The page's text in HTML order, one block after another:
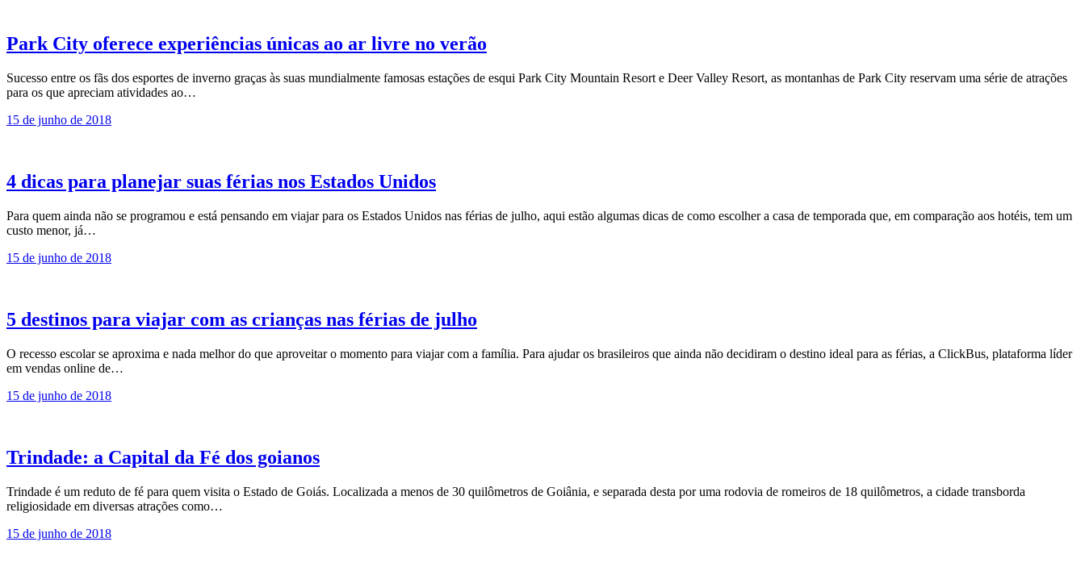
Park City oferece experiências únicas ao ar livre no verão
Sucesso entre os fãs dos esportes de inverno graças às suas mundialmente famosas estações de esqui Park City Mountain Resort e Deer Valley Resort, as montanhas de Park City reservam uma série de atrações
para os que apreciam atividades ao…
15 de junho de 2018
4 dicas para planejar suas férias nos Estados Unidos
Para quem ainda não se programou e está pensando em viajar para os Estados Unidos nas férias de julho, aqui estão algumas dicas de como escolher a casa de temporada que, em comparação aos hotéis, tem um
custo menor, já…
15 de junho de 2018
5 destinos para viajar com as crianças nas férias de julho
O recesso escolar se aproxima e nada melhor do que aproveitar o momento para viajar com a família. Para ajudar os brasileiros que ainda não decidiram o destino ideal para as férias, a ClickBus, plataforma líder
em vendas online de…
15 de junho de 2018
Trindade: a Capital da Fé dos goianos
Trindade é um reduto de fé para quem visita o Estado de Goiás. Localizada a menos de 30 quilômetros de Goiânia, e separada desta por uma rodovia de romeiros de 18 quilômetros, a cidade transborda
religiosidade em diversas atrações como…
15 de junho de 2018